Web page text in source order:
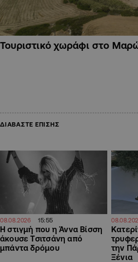
Τουριστικό χωράφι στο
ΔΙΑΒΑΣΤΕ ΕΠΙΣΗΣ
08.08.2026 15:55
H στιγμή που η Άννα Βίσση
άκουσε Τσιτσάνη από
μπάντα δρόμου
την
Ξένια